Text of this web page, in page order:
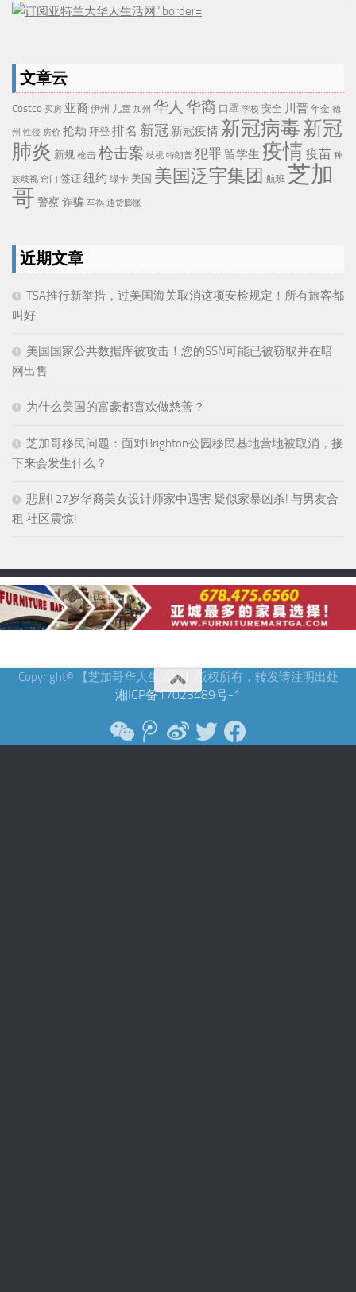
文章云
Costco 买房 亚裔 伊州 儿童 加州 华人 华裔 口罩 学校 安全 川普 年金 德
州 性侵 房价 抢劫 拜登 排名 新冠 新冠疫情 新冠病毒新冠
肺炎 新规 枪击 枪击案 歧视 特朗普 犯罪 留学生 疫情 疫苗 种
族歧视 窍门 签证 纽约 绿卡 美国 美国泛宇集团 航班 芝加
哥 警察 诈骗 车祸 通货膨胀
近期文章
TSA推行新举措，过美国海关取消这项安检规定！所有旅客都
叫好
美国国家公共数据库被攻击！您的SSN可能已被窃取并在暗
网出售
为什么美国的富豪都喜欢做慈善？
芝加哥移民问题：面对Brighton公园移民基地营地被取消，接
下来会发生什么？
悲剧! 27岁华裔美女设计师家中遇害 疑似家暴凶杀! 与男友合
租 社区震惊!
Copyright© 【芝加哥华人生活网】版权所有，转发请注明出处
湘ICP备17023489号-1